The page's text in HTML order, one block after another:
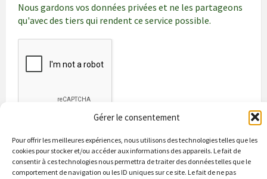
Gérer le consentement
Pour offrir les meilleures expériences, nous utilisons des technologies telles que les
cookies pour stocker et/ou accéder aux informations des appareils. Le fait de
consentir à ces technologies nous permettra de traiter des données telles que le
comportement de navigation ou les ID uniques sur ce site. Le fait de ne pas
Nous gardons vos données privées et ne les partageons
qu'avec des tiers qui rendent ce service possible.